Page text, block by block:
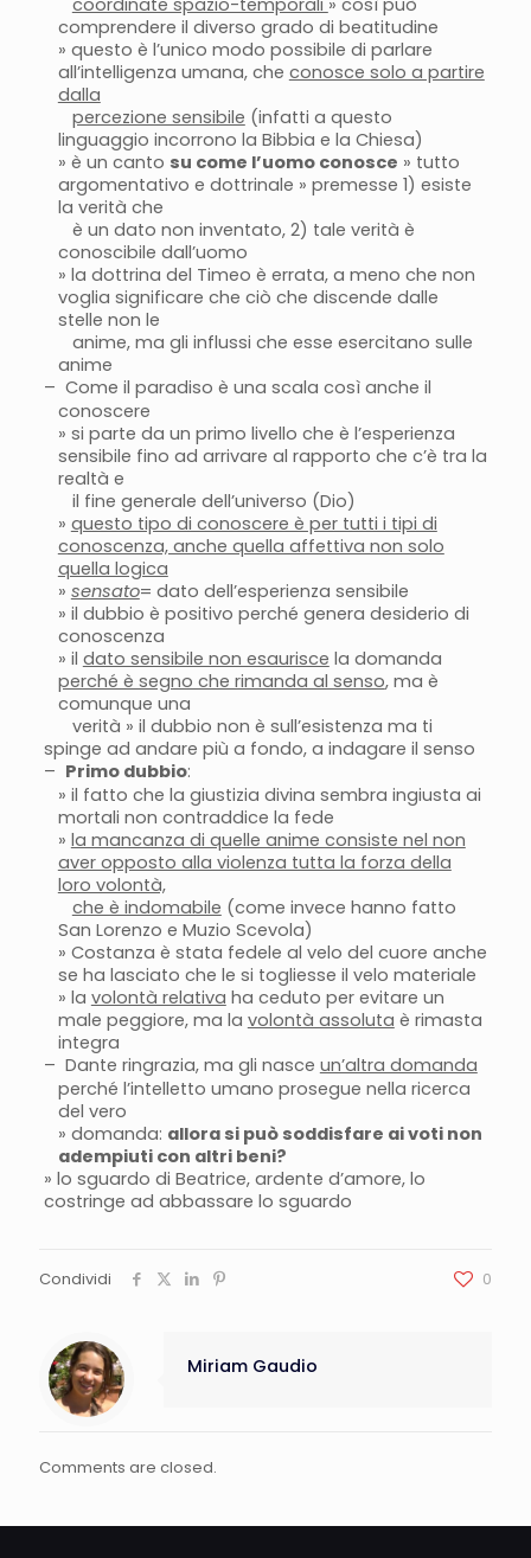
comprendere il diverso grado di beatitudine
» questo è l’unico modo possibile di parlare
all’intelligenza umana, che conosce solo a partire
dalla
percezione sensibile (infatti a questo
linguaggio incorrono la Bibbia e la Chiesa)
» è un canto su come l’uomo conosce » tutto
argomentativo e dottrinale » premesse 1) esiste
la verità che
è un dato non inventato, 2) tale verità è
conoscibile dall’uomo
» la dottrina del Timeo è errata, a meno che non
voglia significare che ciò che discende dalle
stelle non le
anime, ma gli influssi che esse esercitano sulle
anime
– Come il paradiso è una scala così anche il
conoscere
» si parte da un primo livello che è l’esperienza
sensibile fino ad arrivare al rapporto che c’è tra la
realtà e
il fine generale dell’universo (Dio)
» questo tipo di conoscere è per tutti i tipi di
conoscenza, anche quella affettiva non solo
quella logica
» sensato= dato dell’esperienza sensibile
» il dubbio è positivo perché genera desiderio di
conoscenza
» il dato sensibile non esaurisce la domanda
perché è segno che rimanda al senso, ma è
comunque una
verità » il dubbio non è sull’esistenza ma ti
spinge ad andare più a fondo, a indagare il senso
– Primo dubbio:
» il fatto che la giustizia divina sembra ingiusta ai
mortali non contraddice la fede
» la mancanza di quelle anime consiste nel non
aver opposto alla violenza tutta la forza della
loro volontà,
che è indomabile (come invece hanno fatto
San Lorenzo e Muzio Scevola)
» Costanza è stata fedele al velo del cuore anche
se ha lasciato che le si togliesse il velo materiale
» la volontà relativa ha ceduto per evitare un
male peggiore, ma la volontà assoluta è rimasta
integra
– Dante ringrazia, ma gli nasce un’altra domanda
perché l’intelletto umano prosegue nella ricerca
del vero
» domanda: allora si può soddisfare ai voti non
adempiuti con altri beni?
» lo sguardo di Beatrice, ardente d’amore, lo
costringe ad abbassare lo sguardo
Condividi 0
Miriam Gaudio
Comments are closed.